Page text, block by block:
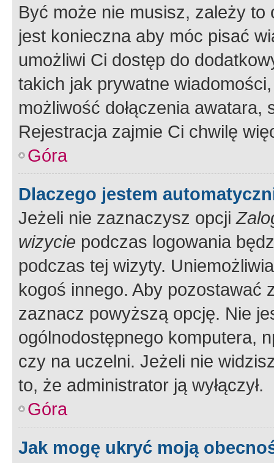
Być może nie musisz, zależy
jest konieczna aby móc pisać
umożliwi Ci dostęp do
takich jak prywatne
możliwość dołączenia
Rejestracja zajmie Ci chwilę
Góra
Dlaczego jestem
Jeżeli nie zaznaczysz opcji
wizycie podczas logowania
podczas tej wizyty.
kogoś innego. Aby pozostawać
zaznacz powyższą opcję. Nie
ogólnodostępnego komputera,
czy na uczelni. Jeżeli nie
to, że administrator ją wyłączył.
Góra
Jak mogę ukryć moją